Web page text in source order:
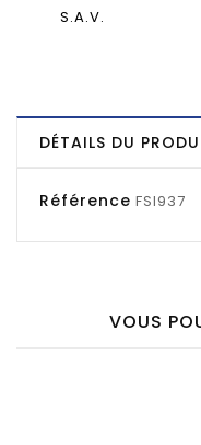
S.A.V.
DÉTAILS DU
Référence FSI937
VOUS